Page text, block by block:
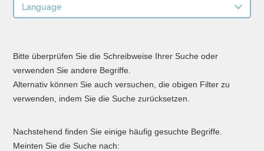
Language
Bitte überprüfen Sie die Schreibweise Ihrer Suche oder
verwenden Sie andere Begriffe.
Alternativ können Sie auch versuchen, die obigen Filter zu
verwenden, indem Sie die Suche zurücksetzen.
Nachstehend finden Sie einige häufig gesuchte Begriffe.
Meinten Sie die Suche nach: